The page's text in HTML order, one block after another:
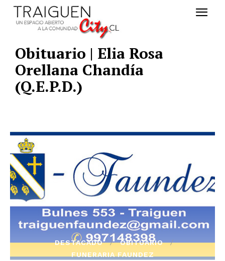
Obituario | Elia Rosa
Orellana Chandía
(Q.E.P.D.)
DESTACADO
OBITUARIO
FUNERARIA FAUNDEZ